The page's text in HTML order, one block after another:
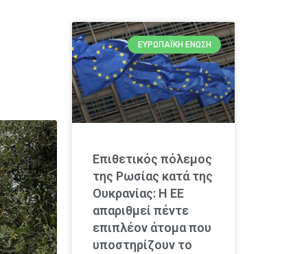
ΕΥΡΩΠΑΪΚΉ ΈΝΩΣΗ
Επιθετικός πόλεμος
της Ρωσίας κατά της
Ουκρανίας: Η ΕΕ
απαριθμεί πέντε
επιπλέον άτομα που
υποστηρίζουν το